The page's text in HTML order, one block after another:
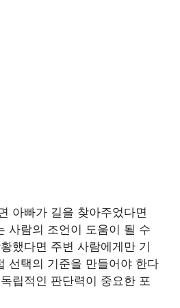
아빠가 길을 찾아주었다면
사람의 조언이 도움이 될 수
했다면 주변 사람에게만 기
선택의 기준을 만들어야 한다
립적인 판단력이 중요한 포